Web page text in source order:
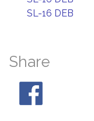
SL-16 DEB
Share